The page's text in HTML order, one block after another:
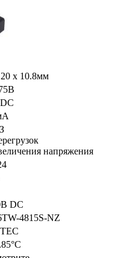
x 10.8мм
напряжения
DC
4815S-NZ